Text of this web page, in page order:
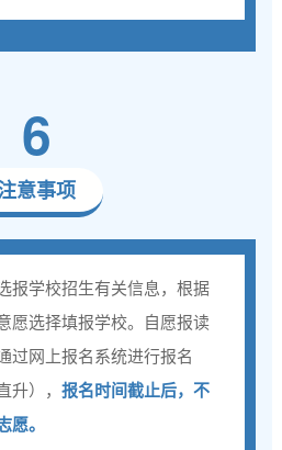
6
意事项
报学校招生有关信息，根据
愿选择填报学校。自愿报读
过网上报名系统进行报名
升）， 报名时间截止后，不
。